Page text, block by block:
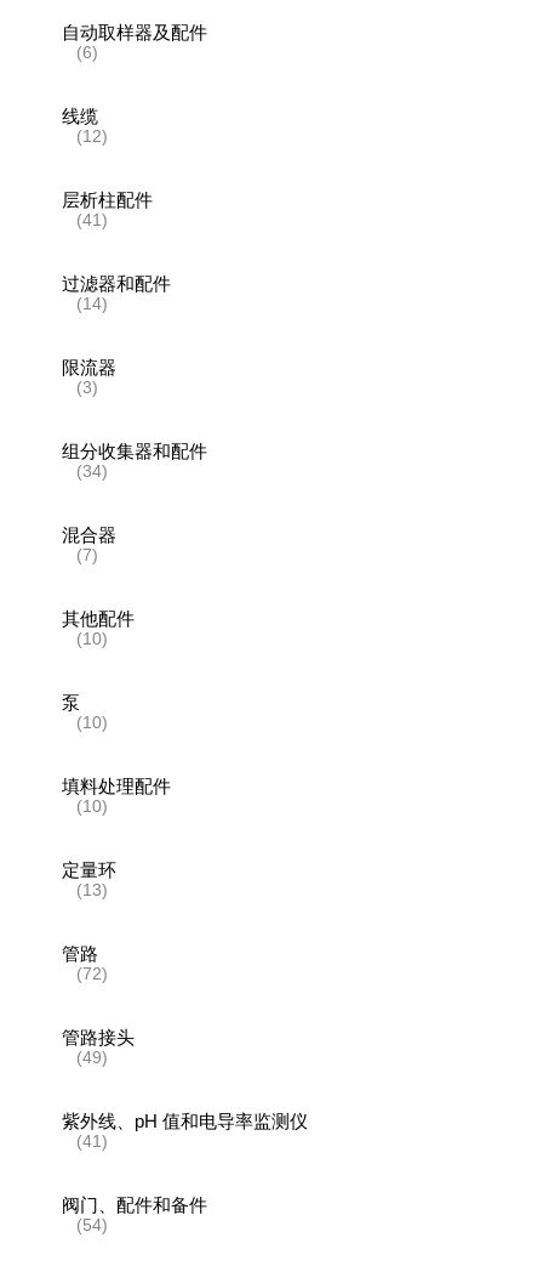
自动取样器及配件
(6)
线缆
(12)
层析柱配件
(41)
过滤器和配件
(14)
限流器
(3)
组分收集器和配件
(34)
混合器
(7)
其他配件
(10)
泵
(10)
填料处理配件
(10)
定量环
(13)
管路
(72)
管路接头
(49)
紫外线、pH 值和电导率监测仪
(41)
阀门、配件和备件
(54)